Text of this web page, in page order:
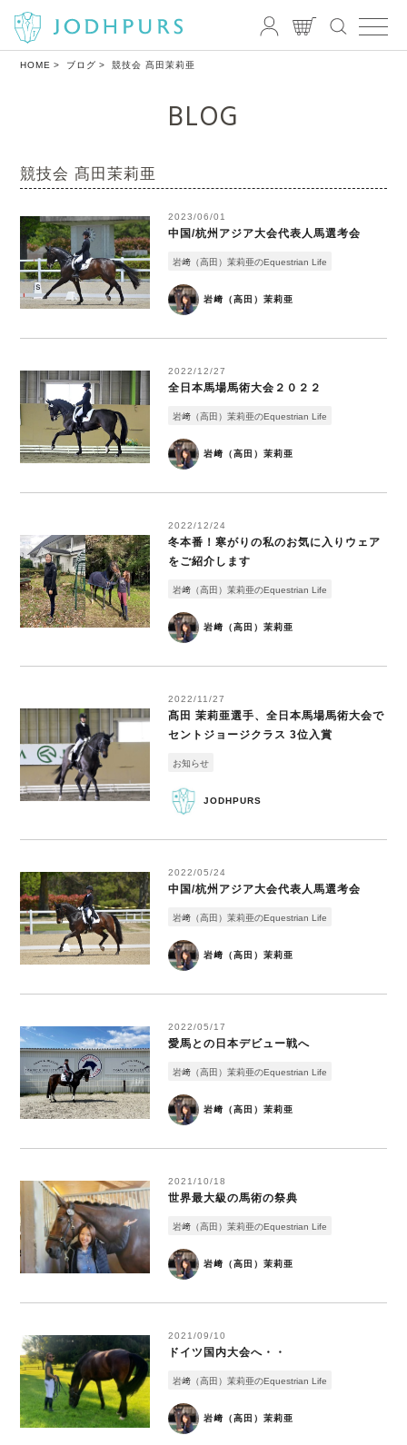
HOME ブログ 競技会 髙田茉莉亜
BLOG
競技会 髙田茉莉亜
2023/06/01
中国/杭州アジア大会代表人馬選考会
岩﨑（高田）茉莉亜
岩﨑（高田）茉莉亜のEquestrian Life
2022/12/27
全日本馬場馬術大会２０２２
岩﨑（高田）茉莉亜
岩﨑（高田）茉莉亜のEquestrian Life
2022/12/24
冬本番！寒がりの私のお気に入りウェア
をご紹介します
岩﨑（高田）茉莉亜
岩﨑（高田）茉莉亜のEquestrian Life
2022/11/27
髙田 茉莉亜選手、全日本馬場馬術大会で
セントジョージクラス 3位入賞
JODHPURS
お知らせ
2022/05/24
中国/杭州アジア大会代表人馬選考会
岩﨑（高田）茉莉亜
岩﨑（高田）茉莉亜のEquestrian Life
2022/05/17
愛馬との日本デビュー戦へ
岩﨑（高田）茉莉亜
岩﨑（高田）茉莉亜のEquestrian Life
2021/10/18
世界最大級の馬術の祭典
岩﨑（高田）茉莉亜
岩﨑（高田）茉莉亜のEquestrian Life
2021/09/10
ドイツ国内大会へ・・
岩﨑（高田）茉莉亜
岩﨑（高田）茉莉亜のEquestrian Life